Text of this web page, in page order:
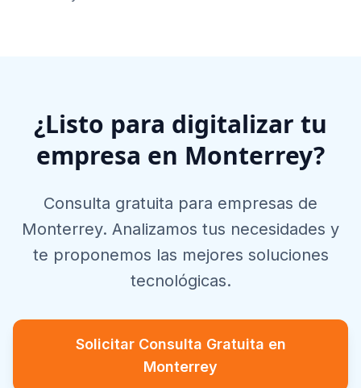
¿Listo para digitalizar tu
empresa en Monterrey?
Consulta gratuita para empresas de
Monterrey. Analizamos tus necesidades y
te proponemos las mejores soluciones
tecnológicas.
Solicitar Consulta Gratuita en
Monterrey